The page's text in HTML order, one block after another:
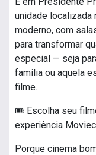
unidade localizada
moderno, com
para transformar
especial — seja
família ou aquela
filme.
🎟️ Escolha seu
experiência
Porque cinema